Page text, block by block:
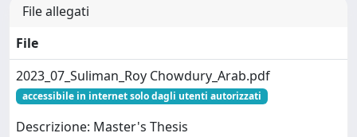
File allegati
File
2023_07_Suliman_Roy Chowdury_Arab.pdf
accessibile in internet solo dagli utenti autorizzati
Descrizione: Master's Thesis